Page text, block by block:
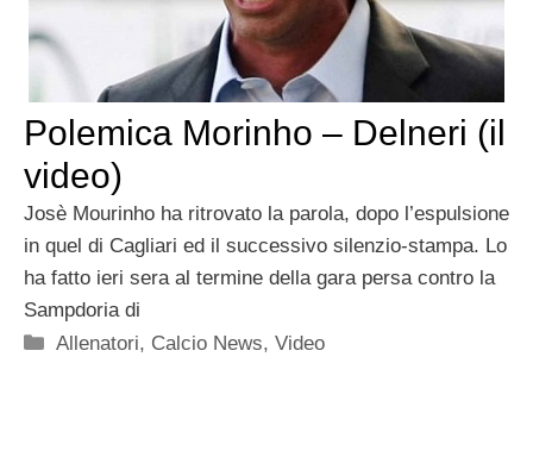
Polemica Morinho – Delneri (il
video)
Josè Mourinho ha ritrovato la parola, dopo l’espulsione
in quel di Cagliari ed il successivo silenzio-stampa. Lo
ha fatto ieri sera al termine della gara persa contro la
Sampdoria di
Categorie
Allenatori, Calcio News,Video